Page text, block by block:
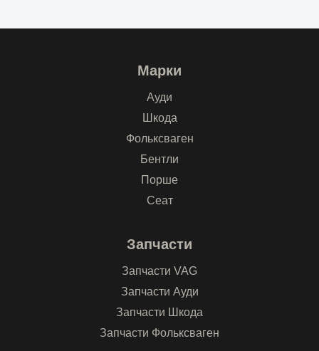
Марки
Ауди
Шкода
Фольксваген
Бентли
Порше
Сеат
Запчасти
Запчасти VAG
Запчасти Ауди
Запчасти Шкода
Запчасти Фольксваген